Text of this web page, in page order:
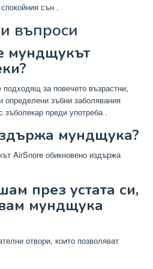
сън .
въпроси
мундщукът
за повечето възрастни,
определени зъбни заболявания
зъболекар преди употреба .
мундщука?
AirSnore обикновено издържа
през устата си,
мундщука
отвори, които позволяват